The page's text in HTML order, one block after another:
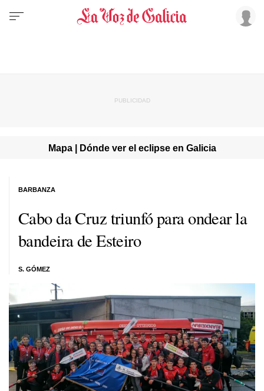
Mapa | Dónde ver el eclipse en Galicia
Cabo da Cruz triunfó para ondear la
bandeira de Esteiro
S. GÓMEZ
BARBANZA